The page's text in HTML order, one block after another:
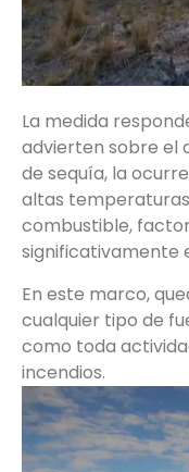
La medida
advierten sobre el
de sequía, la
altas
combustible,
significativamente
En este marco,
cualquier tipo de
como toda
incendios.